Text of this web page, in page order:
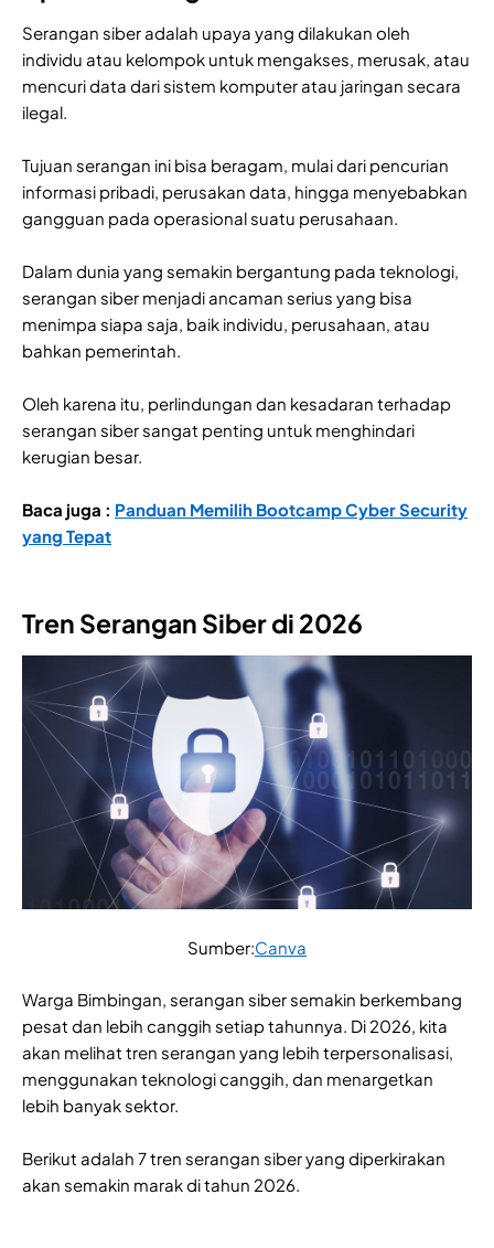
Serangan siber adalah upaya yang dilakukan oleh
individu atau kelompok untuk mengakses, merusak, atau
mencuri data dari sistem komputer atau jaringan secara
ilegal.
Tujuan serangan ini bisa beragam, mulai dari pencurian
informasi pribadi, perusakan data, hingga menyebabkan
gangguan pada operasional suatu perusahaan.
Dalam dunia yang semakin bergantung pada teknologi,
serangan siber menjadi ancaman serius yang bisa
menimpa siapa saja, baik individu, perusahaan, atau
bahkan pemerintah.
Oleh karena itu, perlindungan dan kesadaran terhadap
serangan siber sangat penting untuk menghindari
kerugian besar.
Baca juga : Panduan Memilih Bootcamp Cyber Security
yang Tepat
Tren Serangan Siber di 2026
Sumber:Canva
Warga Bimbingan, serangan siber semakin berkembang
pesat dan lebih canggih setiap tahunnya. Di 2026, kita
akan melihat tren serangan yang lebih terpersonalisasi,
menggunakan teknologi canggih, dan menargetkan
lebih banyak sektor.
Berikut adalah 7 tren serangan siber yang diperkirakan
akan semakin marak di tahun 2026.